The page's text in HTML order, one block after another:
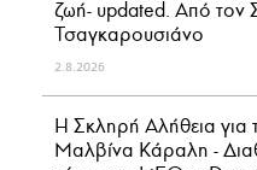
ζωή- updated. Aπό τον
Τσαγκαρουσιάνο
2.8.2026
Η Σκληρή Αλήθεια για
Μαλβίνα Κάραλη -